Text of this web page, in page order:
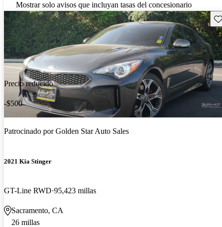
Mostrar solo avisos que incluyan tasas del concesionario
Precio reducido
-$500
Patrocinado porGolden Star Auto Sales
2021 Kia Stinger
GT-Line RWD 95,423 millas
Sacramento, CA
26 millas